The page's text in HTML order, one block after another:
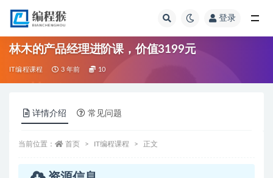
登录
林木的产品经理进阶课，价值3199元
IT编程课程 3 年前 10
详情介绍 常见问题
当前位置： 首页 IT编程课程 正文